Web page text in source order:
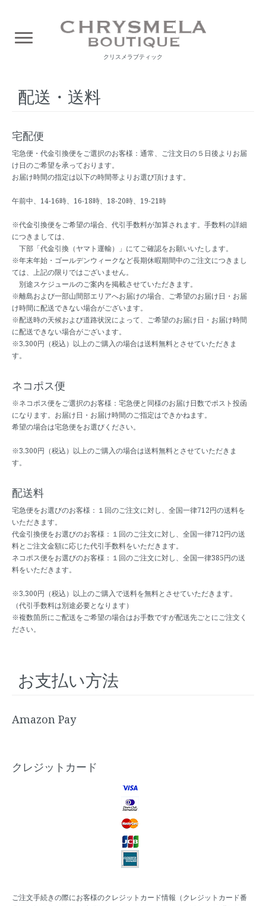
クリスメラブティック
配送・送料
宅配便
宅急便・代金引換便をご選択のお客様：通常、ご注文日の５日後よりお届
け日のご希望を承っております。
お届け時間の指定は以下の時間帯よりお選び頂けます。
午前中、14-16時、16-18時、18-20時、19-21時
※代金引換便をご希望の場合、代引手数料が加算されます。手数料の詳細
につきましては、
下部「代金引換（ヤマト運輸）」にてご確認をお願いいたします。
※年末年始・ゴールデンウィークなど長期休暇期間中のご注文につきまし
ては、上記の限りではございません。
別途スケジュールのご案内を掲載させていただきます。
※離島および一部山間部エリアへお届けの場合、ご希望のお届け日・お届
け時間に配送できない場合がございます。
※配送時の天候および道路状況によって、ご希望のお届け日・お届け時間
に配送できない場合がございます。
※3,300円（税込）以上のご購入の場合は送料無料とさせていただきま
す。
ネコポス便
※ネコポス便をご選択のお客様：宅急便と同様のお届け日数でポスト投函
になります。お届け日・お届け時間のご指定はできかねます。
希望の場合は宅急便をお選びください。
※3,300円（税込）以上のご購入の場合は送料無料とさせていただきま
す。
配送料
宅急便をお選びのお客様：１回のご注文に対し、全国一律712円の送料を
いただきます。
代金引換便をお選びのお客様：１回のご注文に対し、全国一律712円の送
料とご注文金額に応じた代引手数料をいただきます。
ネコポス便をお選びのお客様：１回のご注文に対し、全国一律385円の送
料をいただきます。
※3,300円（税込）以上のご購入で送料を無料とさせていただきます。
（代引手数料は別途必要となります）
※複数箇所にご配送をご希望の場合はお手数ですが配送先ごとにご注文く
ださい。
お支払い方法
Amazon Pay
クレジットカード
ご注文手続きの際にお客様のクレジットカード情報（クレジットカード番